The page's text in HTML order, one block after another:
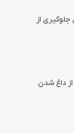
از
داغ شدن